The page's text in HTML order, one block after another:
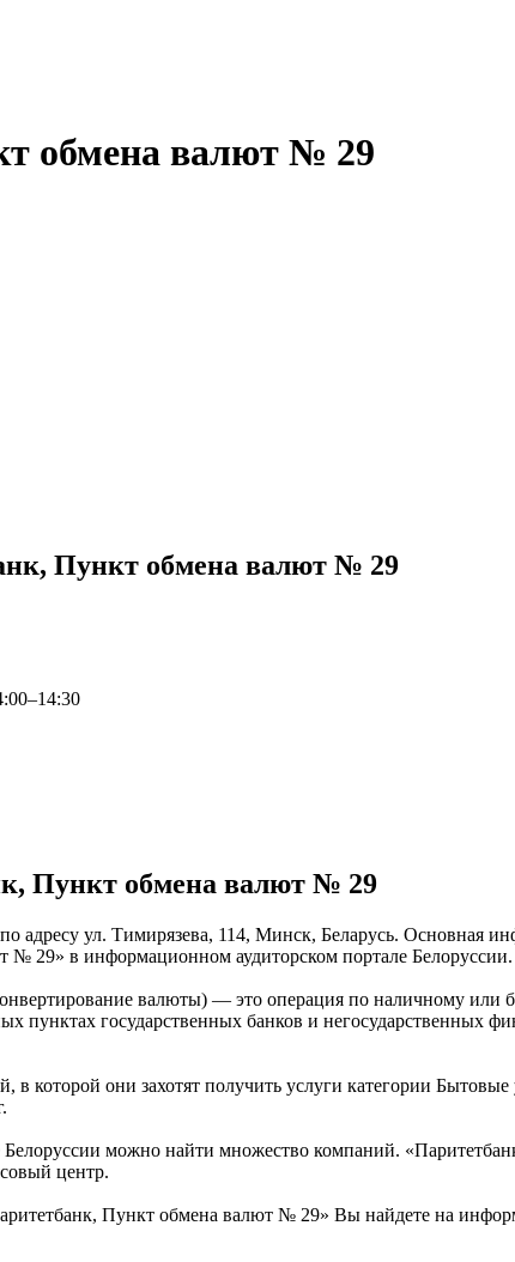
обмена валют № 29
Пункт обмена валют № 29
Пункт обмена валют № 29
ул. Тимирязева, 114, Минск, Беларусь. Основная
29» в информационном аудиторском портале Белоруссии.
валюты) — это операция по наличному или
пунктах государственных банков и негосударственных
которой они захотят получить услуги категории
можно найти множество компаний.
центр.
Пункт обмена валют № 29» Вы найдете на